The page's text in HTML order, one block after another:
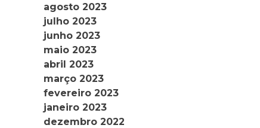
agosto 2023
julho 2023
junho 2023
maio 2023
abril 2023
março 2023
fevereiro 2023
janeiro 2023
dezembro 2022